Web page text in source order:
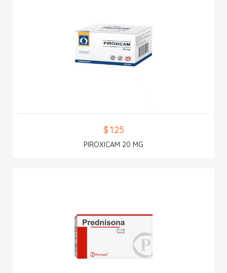
$ 1.25
PIROXICAM 20 MG